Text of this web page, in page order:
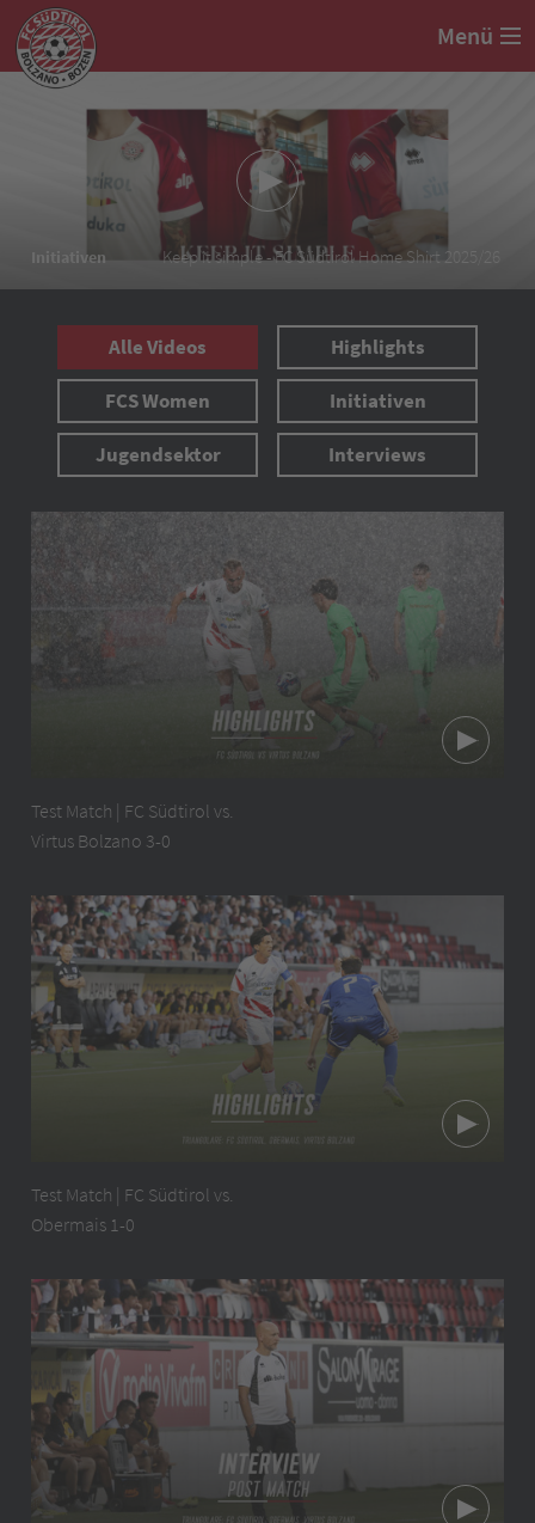
Menü
Initiativen Keep it simple - FC Südtirol Home Shirt 2025/26
Alle Videos Highlights
FCS Women Initiativen
Jugendsektor Interviews
Test Match | FC Südtirol vs.
Virtus Bolzano 3-0
Test Match | FC Südtirol vs.
Obermais 1-0